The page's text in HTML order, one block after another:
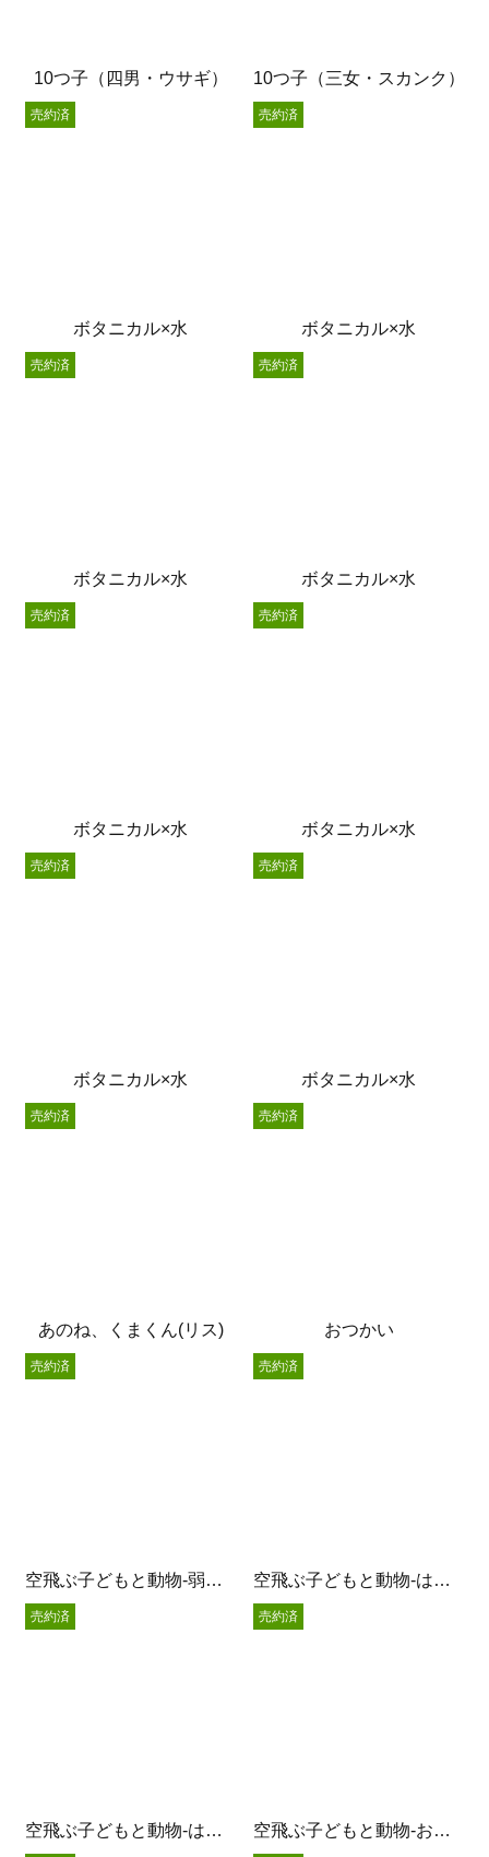
10つ子（四男・ウサギ） 10つ子（三女・スカンク）
ボタニカル×水
売約済
ボタニカル×水
売約済
ボタニカル×水
売約済
ボタニカル×水
売約済
ボタニカル×水
売約済
ボタニカル×水
売約済
ボタニカル×水
売約済
ボタニカル×水
売約済
あのね、くまくん(リス)
売約済
おつかい
売約済
空飛ぶ子どもと動物-弱虫オオカミと王子様-
売約済
空飛ぶ子どもと動物-はらぺこねこさん-
売約済
空飛ぶ子どもと動物-はっぱに乗って-
売約済
空飛ぶ子どもと動物-おやつの時間-
売約済